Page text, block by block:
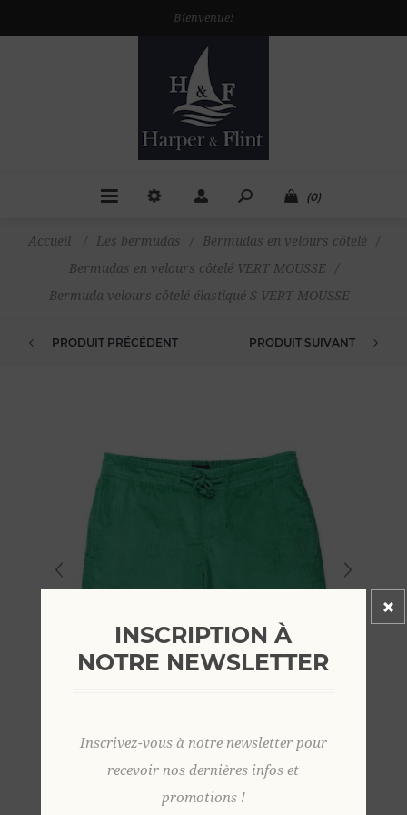
Bienvenue!
(0)
Accueil / Les bermudas / Bermudas en velours côtelé
/
Bermudas en velours côtelé VERT MOUSSE
/
Bermuda velours côtelé élastiqué S VERT MOUSSE
PRODUIT PRÉCÉDENT PRODUIT SUIVANT
INSCRIPTION À
NOTRE NEWSLETTER
Inscrivez-vous à notre newsletter pour
recevoir nos dernières infos et
promotions !